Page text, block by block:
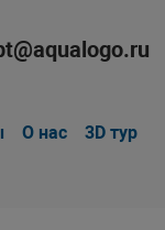
О нас 3D тур